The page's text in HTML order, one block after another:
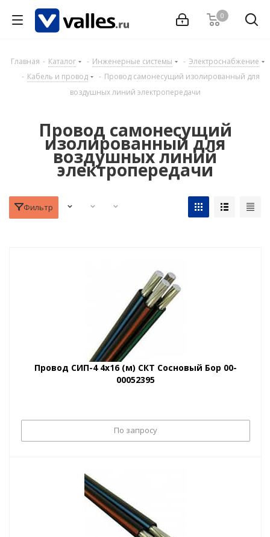
0
Главная - Каталог - Инженерные системы - Электроснабжение
- Кабель и провод - Провод самонесущий изолированный для
воздушных линий электропередачи
Провод самонесущий
изолированный для
воздушных линий
электропередачи
Фильтр
Провод СИП-4 4х16 (м) СКТ Сосновый Бор 00-
00052395
По запросу